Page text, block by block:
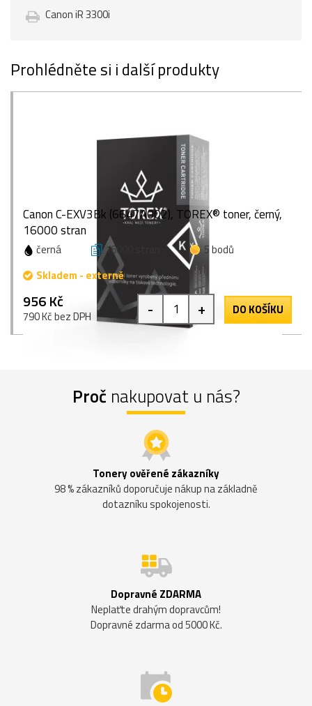
Canon iR 3300i
Prohlédněte si i další produkty
Canon C-EXV3Bk (6647A002), TOREX® toner, černý,
16000 stran
černá 16000 stran
5 bodů
Skladem - externě
956 Kč
790 Kč bez DPH - + DO KOŠÍKU
Proč nakupovat u nás?
Tonery ověřené zákazníky
98 % zákazníků doporučuje nákup na základně
dotazníku spokojenosti.
Dopravné ZDARMA
Neplaťte drahým dopravcům!
Dopravné zdarma od 5000 Kč.